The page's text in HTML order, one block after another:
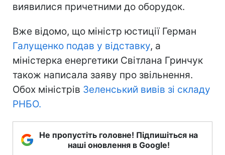
виявилися причетними до оборудок.
Вже відомо, що міністр юстиції Герман
Галущенко подав у відставку, а
міністерка енергетики Світлана Гринчук
також написала заяву про звільнення.
Обох міністрів Зеленський вивів зі складу
РНБО.
Не пропустіть головне! Підпишіться на
наші оновлення в Google!